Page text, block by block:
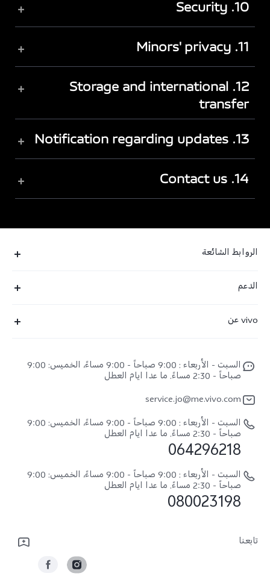
10. Security
+
11. Minors' privacy
+
12. Storage and international
transfer
+
13. Notification regarding updates
+
14. Contact us
+
الروابط الشائعة
Y28(New)
Y03
كل الموديلات
الدعم
Funtouch OS
مصادقة IMEI
اسعار قطع الغيار
تحديثات النظام
تعلیمات الضمان
بيان الخصوصية بشأن خدمة العملاء
vivo عن
اضغط
الإشعارات القانونية
نبذة عنا
مركز الخصوصية لدى vivo
الاستدامة
السبت - الأربعاء : 9:00 صباحاً - 9:00 مساءً، الخميس: 9:00
صباحاً - 2:30 مساءً. ما عدا ايام العطل
service.jo@me.vivo.com
السبت - الأربعاء : 9:00 صباحاً - 9:00 مساءً، الخميس: 9:00
صباحاً - 2:30 مساءً. ما عدا ايام العطل
064296218
السبت - الأربعاء : 9:00 صباحاً - 9:00 مساءً، الخميس: 9:00
صباحاً - 2:30 مساءً. ما عدا ايام العطل
080023198
تابعنا